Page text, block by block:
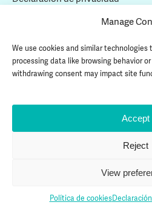
Manage
We use cookies and similar technologies
processing data like browsing behavior
withdrawing consent may impact site
Accept
Reject
View
Política de cookies
VOLUTE™ y VOLUTE DUO™ son
Copyright © 2026 AMCON